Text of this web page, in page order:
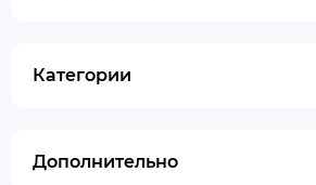
Категории
Дополнительно